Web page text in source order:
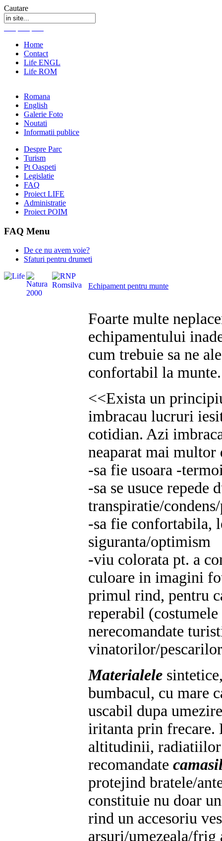
Cautare
Home
Contact
Life ENGL
Life ROM
Romana
English
Galerie Foto
Noutati
Informatii publice
Despre Parc
Turism
Pt Oaspeti
Legislatie
FAQ
Proiect LIFE
Administratie
Proiect POIM
FAQ Menu
De ce nu avem voie?
Sfaturi pentru drumeti
Echipament pentru munte
Foarte multe
echipamentului
cum trebuie sa ne
confortabil la
<<Exista un
imbracau lucruri
cotidian. Azi
neaparat mai multor
-sa fie usoara -
-sa se usuce repede
transpiratie/
-sa fie confortabila,
siguranta/optimism
-viu colorata pt. a
culoare in imagini
primul rind, pentru
reperabil
nerecomandate
vinatorilor/
Materialele
bumbacul, cu mare
uscabil dupa
iritanta prin frecare.
altitudinii,
recomandate
protejind bratele/
constituie nu doar
rind un accesoriu
arsuri/umezeala/